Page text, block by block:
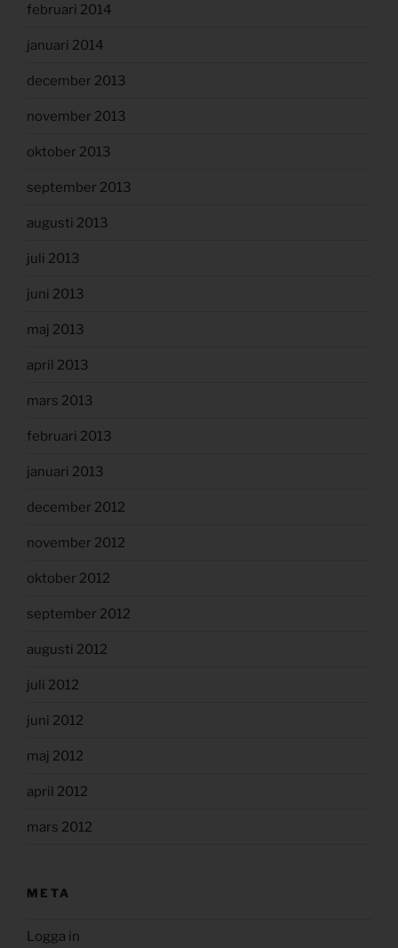
februari 2014
januari 2014
december 2013
november 2013
oktober 2013
september 2013
augusti 2013
juli 2013
juni 2013
maj 2013
april 2013
mars 2013
februari 2013
januari 2013
december 2012
november 2012
oktober 2012
september 2012
augusti 2012
juli 2012
juni 2012
maj 2012
april 2012
mars 2012
META
Logga in